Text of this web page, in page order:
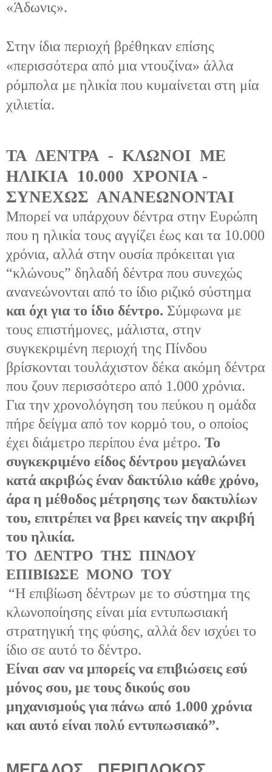
«Άδωνις».
Στην ίδια περιοχή βρέθηκαν επίσης
«περισσότερα από μια ντουζίνα» άλλα
ρόμπολα με ηλικία που κυμαίνεται στη μία
χιλιετία.
ΤΑ ΔΕΝΤΡΑ - ΚΛΩΝΟΙ ΜΕ
ΗΛΙΚΙΑ 10.000 ΧΡΟΝΙΑ -
ΣΥΝΕΧΩΣ ΑΝΑΝΕΩΝΟΝΤΑΙ
Μπορεί να υπάρχουν δέντρα στην Ευρώπη
που η ηλικία τους αγγίζει έως και τα 10.000
χρόνια, αλλά στην ουσία πρόκειται για
“κλώνους” δηλαδή δέντρα που συνεχώς
ανανεώνονται από το ίδιο ριζικό σύστημα
και όχι για το ίδιο δέντρο. Σύμφωνα με
τους επιστήμονες, μάλιστα, στην
συγκεκριμένη περιοχή της Πίνδου
βρίσκονται τουλάχιστον δέκα ακόμη δέντρα
που ζουν περισσότερο από 1.000 χρόνια.
Για την χρονολόγηση του πεύκου η ομάδα
πήρε δείγμα από τον κορμό του, ο οποίος
έχει διάμετρο περίπου ένα μέτρο. Το
συγκεκριμένο είδος δέντρου μεγαλώνει
κατά ακριβώς έναν δακτύλιο κάθε χρόνο,
άρα η μέθοδος μέτρησης των δακτυλίων
του, επιτρέπει να βρει κανείς την ακριβή
του ηλικία.
ΤΟ ΔΕΝΤΡΟ ΤΗΣ ΠΙΝΔΟΥ
ΕΠΙΒΙΩΣΕ ΜΟΝΟ ΤΟΥ
“Η επιβίωση δέντρων με το σύστημα της
κλωνοποίησης είναι μία εντυπωσιακή
στρατηγική της φύσης, αλλά δεν ισχύει το
ίδιο σε αυτό το δέντρο.
Είναι σαν να μπορείς να επιβιώσεις εσύ
μόνος σου, με τους δικούς σου
μηχανισμούς για πάνω από 1.000 χρόνια
και αυτό είναι πολύ εντυπωσιακό”.